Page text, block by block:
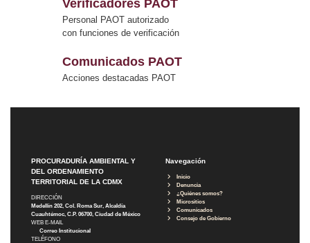
Verificadores PAOT
Personal PAOT autorizado
con funciones de verificación
Comunicados PAOT
Acciones destacadas PAOT
PROCURADURÍA AMBIENTAL Y
DEL ORDENAMIENTO
TERRITORIAL DE LA CDMX
DIRECCIÓN
Medellín 202, Col. Roma Sur, Alcaldía
Cuauhtémoc, C.P. 06700, Ciudad de México
WEB E-MAIL
Correo Institucional
TELÉFONO
Navegación
Inicio
Denuncia
¿Quiénes somos?
Micrositios
Comunicados
Consejo de Gobierno